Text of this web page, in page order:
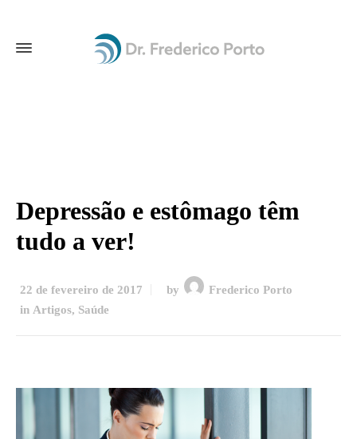
Depressão e estômago têm
tudo a ver!
22 de fevereiro de 2017 by
Frederico Porto
in Artigos, Saúde